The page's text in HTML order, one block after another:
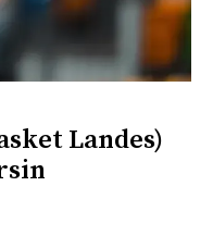
Landes)